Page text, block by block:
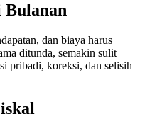
Bulanan
dan biaya harus
ditunda, semakin sulit
pribadi, koreksi, dan selisih